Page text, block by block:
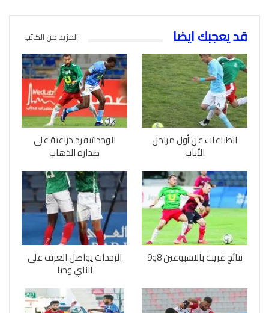
قد يعجبك ايضا المزيد من الكاتب
انطباعات عن أول مراحل
الأياب
الوحداتيفرد ذراعية على
صدارة الذهاب
نتائج غريبة بالاسبوعين 8و9 الزحدات يواصل العزف على
الناي وحيا